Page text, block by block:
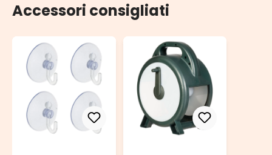
Accessori consigliati